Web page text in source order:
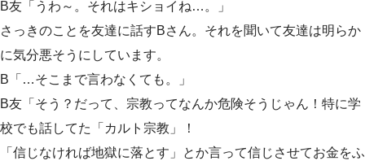
B友「うわ～。それはキショイね…。」
さっきのことを友達に話すBさん。それを聞いて友達は明らか
に気分悪そうにしています。
B「…そこまで言わなくても。」
B友「そう？だって、宗教ってなんか危険そうじゃん！特に学
校でも話してた「カルト宗教」！
「信じなければ地獄に落とす」とか言って信じさせてお金をふ